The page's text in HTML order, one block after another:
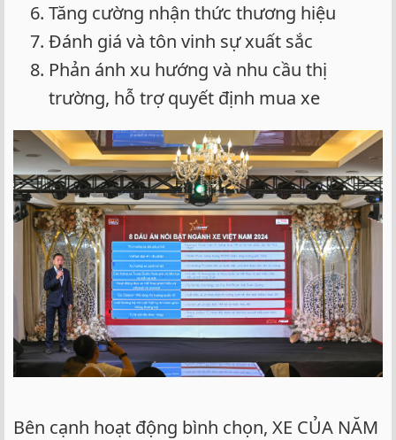
Tăng cường nhận thức thương hiệu
Đánh giá và tôn vinh sự xuất sắc
Phản ánh xu hướng và nhu cầu thị
trường, hỗ trợ quyết định mua xe
Bên cạnh hoạt động bình chọn, XE CỦA NĂM